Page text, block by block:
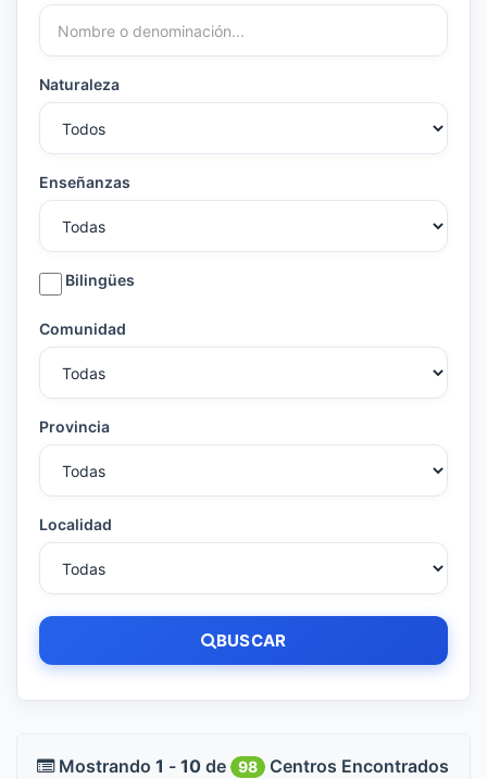
Naturaleza
Enseñanzas
Bilingües
Comunidad
Provincia
Localidad
BUSCAR
Mostrando 1 - 10 de 98 Centros Encontrados